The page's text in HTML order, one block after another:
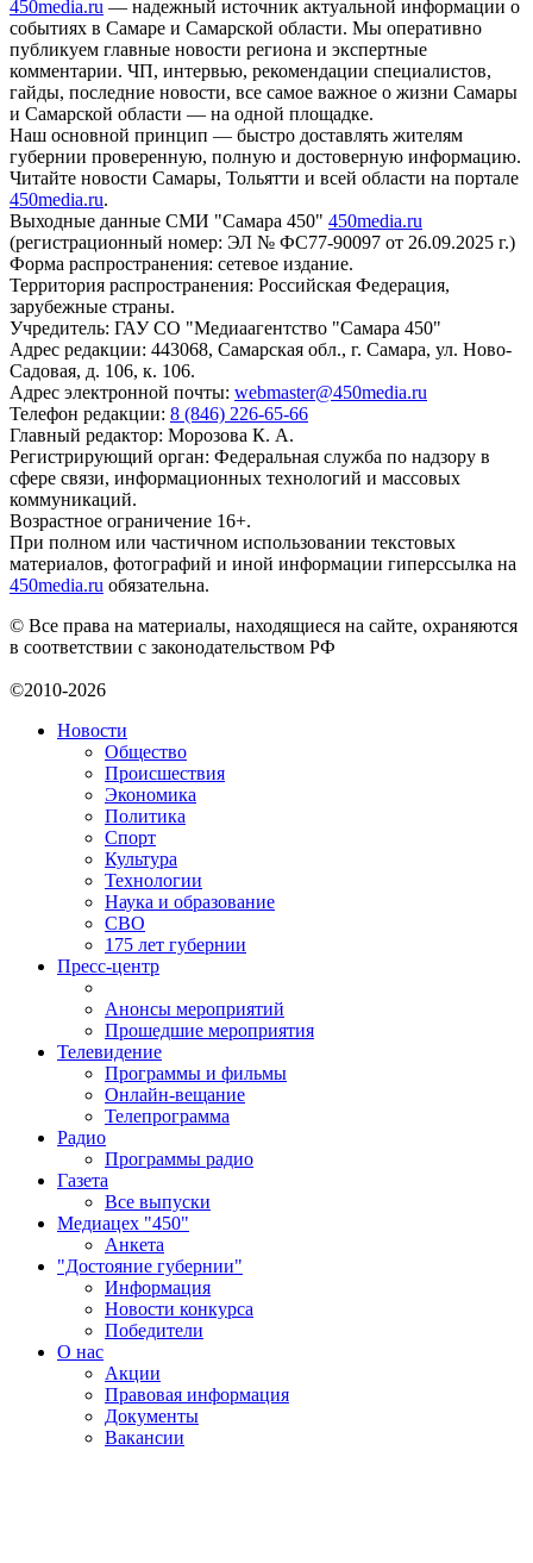
450media.ru — надежный источник актуальной информации о
событиях в Самаре и Самарской области. Мы оперативно
публикуем главные новости региона и экспертные
комментарии. ЧП, интервью, рекомендации специалистов,
гайды, последние новости, все самое важное о жизни Самары
и Самарской области — на одной площадке.
Наш основной принцип — быстро доставлять жителям
губернии проверенную, полную и достоверную информацию.
Читайте новости Самары, Тольятти и всей области на портале
450media.ru.
Выходные данные СМИ "Самара 450" 450media.ru
(регистрационный номер: ЭЛ № ФС77-90097 от 26.09.2025 г.)
Форма распространения: сетевое издание.
Территория распространения: Российская Федерация,
зарубежные страны.
Учредитель: ГАУ СО "Медиаагентство "Самара 450"
Адрес редакции: 443068, Самарская обл., г. Самара, ул. Ново-
Садовая, д. 106, к. 106.
Адрес электронной почты: webmaster@450media.ru
Телефон редакции: 8 (846) 226-65-66
Главный редактор: Морозова К. А.
Регистрирующий орган: Федеральная служба по надзору в
сфере связи, информационных технологий и массовых
коммуникаций.
Возрастное ограничение 16+.
При полном или частичном использовании текстовых
материалов, фотографий и иной информации гиперссылка на
450media.ru обязательна.
© Все права на материалы, находящиеся на сайте, охраняются
в соответствии с законодательством РФ
©2010-2026
Новости
Общество
Происшествия
Экономика
Политика
Спорт
Культура
Технологии
Наука и образование
СВО
175 лет губернии
Пресс-центр
Анонсы мероприятий
Прошедшие мероприятия
Телевидение
Программы и фильмы
Онлайн-вещание
Телепрограмма
Радио
Программы радио
Газета
Все выпуски
Медиацех "450"
Анкета
"Достояние губернии"
Информация
Новости конкурса
Победители
О нас
Акции
Правовая информация
Документы
Вакансии